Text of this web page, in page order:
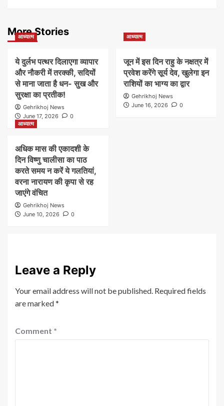
More Stories
आध्यात्म
ये दुर्लभ पत्थर दिलाएगा व्यापार
और नौकरी में तरक्की, सदियों
से माना जाता है धन- सुख और
सुरक्षा का प्रतीक!
Gehrikhoj News
June 17, 2026
0
आध्यात्म
जून में इस दिन राहु के नक्षत्र में
प्रवेश करेंगे सूर्य देव, खुलेगा इन
राशियों का भाग्य का द्वार
Gehrikhoj News
June 16, 2026
0
आध्यात्म
अधिक मास की एकादशी के
दिन विष्णु चालीसा का पाठ
करते समय न करें ये गलतियां,
वरना नारायण की कृपा से रह
जाएंगे वंचित
Gehrikhoj News
June 10, 2026
0
Leave a Reply
Your email address will not be published. Required fields
are marked*
Comment *